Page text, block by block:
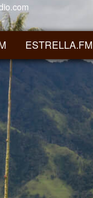
ESTRELLA.FM